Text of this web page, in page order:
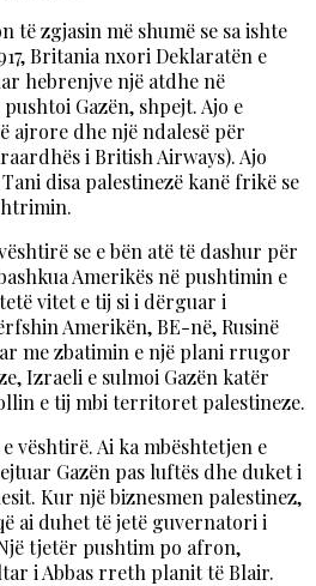
të zgjasin më shumë se sa ishte
Britania nxori Deklaratën e
hebrenjve një atdhe në
Gazën, shpejt. Ajo e
ajrore dhe një ndalesë për
i British Airways). Ajo
disa palestinezë kanë frikë se
se e bën atë të dashur për
Amerikës në pushtimin e
vitet e tij si i dërguar i
Amerikën, BE-në, Rusinë
me zbatimin e një plani rrugor
Izraeli e sulmoi Gazën katër
e tij mbi territoret palestineze.
vështirë. Ai ka mbështetjen e
Gazën pas luftës dhe duket i
Kur një biznesmen palestinez,
ai duhet të jetë guvernatori i
tjetër pushtim po afron,
i Abbas rreth planit të Blair.